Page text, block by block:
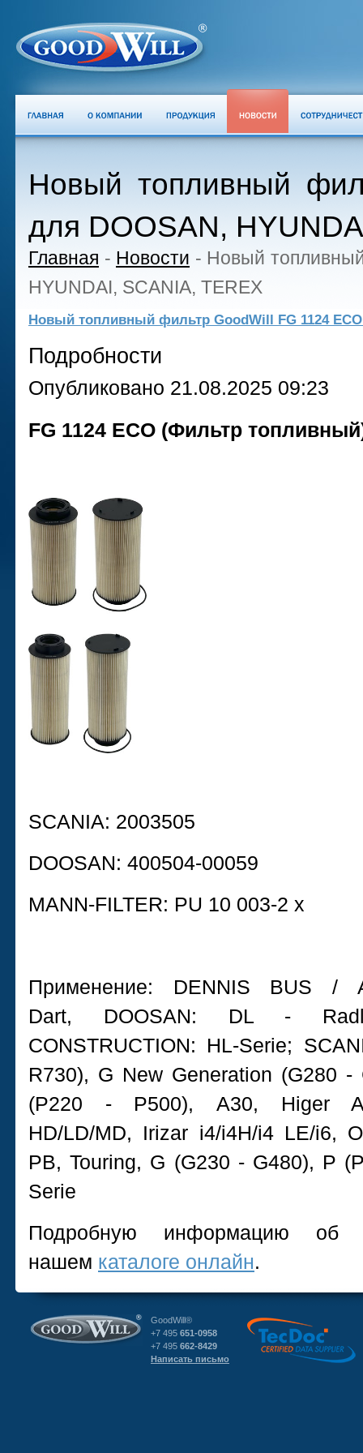
Новый топливный
для DOOSAN,
Главная - Новости - Новый
HYUNDAI, SCANIA, TEREX
Новый топливный фильтр GoodWill FG 1124
Подробности
Опубликовано 21.08.2025 09:23
FG 1124 ECO (Фильтр
SCANIA: 2003505
DOOSAN: 400504-00059
MANN-FILTER: PU 10 003-2 x
Применение: DENNIS BUS /
Dart, DOOSAN: DL -
CONSTRUCTION: HL-Serie;
R730), G New Generation (G280
(P220 - P500), A30, Higer
HD/LD/MD, Irizar i4/i4H/i4 LE/i6,
PB,Touring, G (G230 - G480), P
Serie
Подробную информацию об
нашем каталоге онлайн.
GoodWill®
+7 495 651-0958
+7 495 662-8429
Написать письмо